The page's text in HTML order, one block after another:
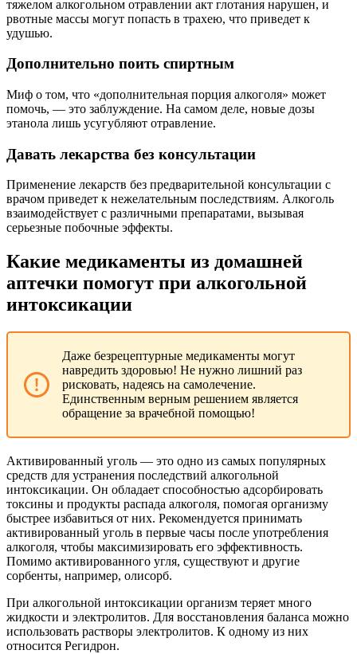
тяжелом алкогольном отравлении акт глотания нарушен, и
рвотные массы могут попасть в трахею, что приведет к
удушью.
Дополнительно поить спиртным
Миф о том, что «дополнительная порция алкоголя» может
помочь, — это заблуждение. На самом деле, новые дозы
этанола лишь усугубляют отравление.
Давать лекарства без консультации
Применение лекарств без предварительной консультации с
врачом приведет к нежелательным последствиям. Алкоголь
взаимодействует с различными препаратами, вызывая
серьезные побочные эффекты.
Какие медикаменты из домашней
аптечки помогут при алкогольной
интоксикации
Даже безрецептурные медикаменты могут
навредить здоровью! Не нужно лишний раз
рисковать, надеясь на самолечение.
Единственным верным решением является
обращение за врачебной помощью!
Активированный уголь — это одно из самых популярных
средств для устранения последствий алкогольной
интоксикации. Он обладает способностью адсорбировать
токсины и продукты распада алкоголя, помогая организму
быстрее избавиться от них. Рекомендуется принимать
активированный уголь в первые часы после употребления
алкоголя, чтобы максимизировать его эффективность.
Помимо активированного угля, существуют и другие
сорбенты, например, олисорб.
При алкогольной интоксикации организм теряет много
жидкости и электролитов. Для восстановления баланса можно
использовать растворы электролитов. К одному из них
относится Регидрон.